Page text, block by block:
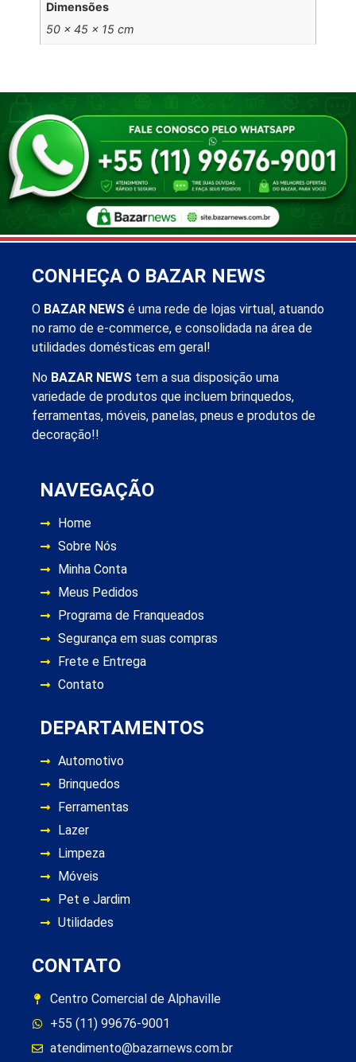
Dimensões
50 × 45 × 15 cm
CONHEÇA O BAZAR NEWS
O BAZAR NEWS é uma rede de lojas virtual, atuando
no ramo de e-commerce, e consolidada na área de
utilidades domésticas em geral!
No BAZAR NEWS tem a sua disposição uma
variedade de produtos que incluem brinquedos,
ferramentas, móveis, panelas, pneus e produtos de
decoração!!
NAVEGAÇÃO
Home
Sobre Nós
Minha Conta
Meus Pedidos
Programa de Franqueados
Segurança em suas compras
Frete e Entrega
Contato
DEPARTAMENTOS
Automotivo
Brinquedos
Ferramentas
Lazer
Limpeza
Móveis
Pet e Jardim
Utilidades
CONTATO
Centro Comercial de Alphaville
+55 (11) 99676-9001
atendimento@bazarnews.com.br